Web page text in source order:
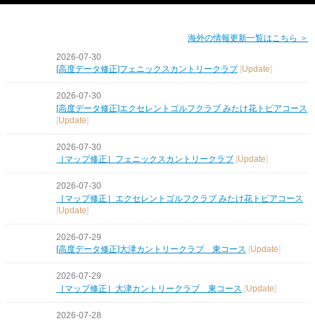
海外の情報更新一覧はこちら ＞
2026-07-30
[高度データ修正]フェニックスカントリークラブ
Update
2026-07-30
[高度データ修正]エクセレントゴルフクラブ みたけ花トピアコース
[Update]
2026-07-30
［マップ修正］フェニックスカントリークラブ [Update]
2026-07-30
［マップ修正］エクセレントゴルフクラブ みたけ花トピアコース
[Update]
2026-07-29
[高度データ修正]大津カントリークラブ 東コース [Update]
2026-07-29
［マップ修正］大津カントリークラブ 東コース [Update]
2026-07-28